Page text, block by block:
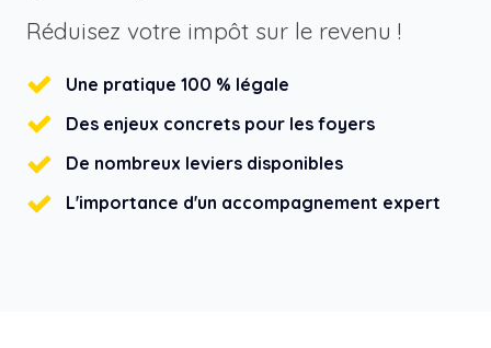
Réduisez votre impôt sur le revenu !
Une pratique 100 % légale
Des enjeux concrets pour les foyers
De nombreux leviers disponibles
L'importance d'un accompagnement expert